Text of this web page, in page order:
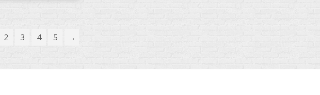
2 3 4 5 →